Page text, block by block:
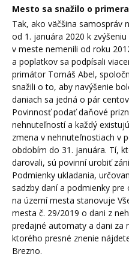
Mesto sa snažilo o
Tak, ako väčšina samospráv
od 1. januára 2020 k
v meste nemenili od roku
a poplatkov sa podpísali
primátor Tomáš Abel,
snažili o to, aby navýšenie
daniach sa jedná o pár
Povinnosť podať daňové
nehnuteľností a každý
zmena v nehnuteľnostiach v
obdobím do 31. januára. Tí,
darovali, sú povinní urobiť
Podmienky ukladania,
sadzby daní a podmienky
na území mesta stanovuje
mesta č. 29/2019 o dani z
predajné automaty a dani za
ktorého presné znenie
Brezno.